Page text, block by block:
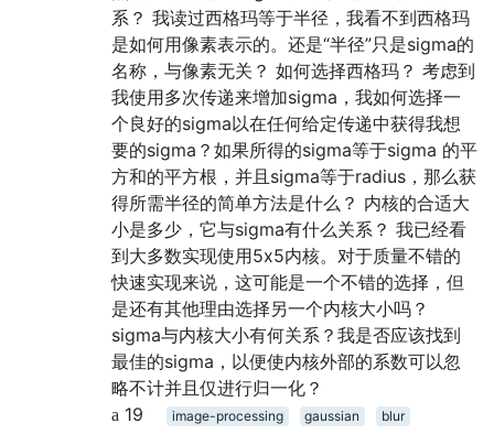
系？ 我读过西格玛等于半径，我看不到西格玛
是如何用像素表示的。还是“半径”只是sigma的
名称，与像素无关？ 如何选择西格玛？ 考虑到
我使用多次传递来增加sigma，我如何选择一
个良好的sigma以在任何给定传递中获得我想
要的sigma？如果所得的sigma等于sigma 的平
方和的平方根，并且sigma等于radius，那么获
得所需半径的简单方法是什么？ 内核的合适大
小是多少，它与sigma有什么关系？ 我已经看
到大多数实现使用5x5内核。对于质量不错的
快速实现来说，这可能是一个不错的选择，但
是还有其他理由选择另一个内核大小吗？
sigma与内核大小有何关系？我是否应该找到
最佳的sigma，以便使内核外部的系数可以忽
略不计并且仅进行归一化？
19
image-processing gaussian blur